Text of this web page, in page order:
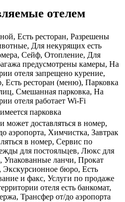
отелем
Есть ресторан, Разрешены
Для некурящих есть
Сейф, Отопление, Для
предусмотрены камеры, На
отеля запрещено курение,
Есть ресторан (меню), Парковка
Смешанная парковка, На
отеля работает Wi-Fi
парковка
может доставляться в номер,
аэропорта, Химчистка, Завтрак
в номер, Сервис по
для постояльцев, Люкс для
Упакованные ланчи, Прокат
Экскурсионное бюро, Есть
и факс, Услуги по продаже
отеля есть банкомат,
Трансфер от/до аэропорта